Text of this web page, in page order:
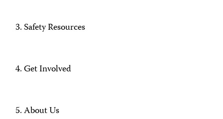
Safety Resources
Get Involved
About Us